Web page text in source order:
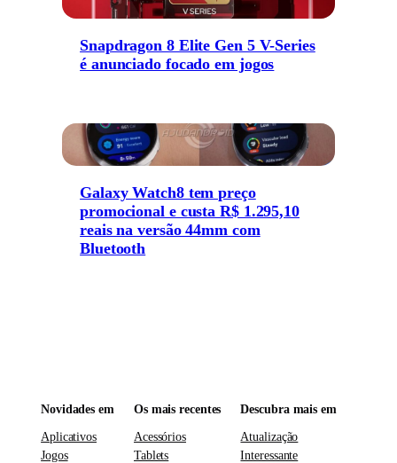
Snapdragon 8 Elite Gen 5 V-Series
é anunciado focado em jogos
Galaxy Watch8 tem preço
promocional e custa R$ 1.295,10
reais na versão 44mm com
Bluetooth
Novidades em
Aplicativos
Jogos
Os mais recentes
Acessórios
Tablets
Descubra mais em
Atualização
Interessante